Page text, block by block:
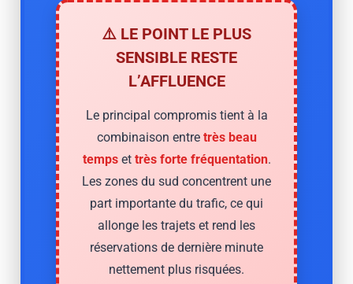
⚠️ LE POINT LE PLUS
SENSIBLE RESTE
L’AFFLUENCE
Le principal compromis tient à la
combinaison entre très beau
tempset très forte fréquentation.
Les zones du sud concentrent une
part importante du trafic, ce qui
allonge les trajets et rend les
réservations de dernière minute
nettement plus risquées.